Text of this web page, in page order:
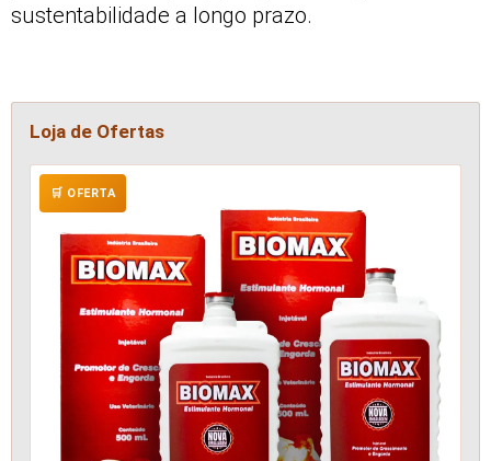
sustentabilidade a longo prazo.
Loja de Ofertas
🛒 OFERTA